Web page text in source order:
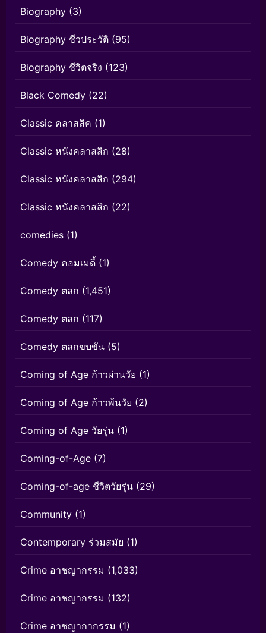
Biography (3)
Biography ชีวประวัติ (95)
Biography ชีวิตจริง (123)
Black Comedy (22)
Classic คลาสสิค (1)
Classic หนังคลาสสิก (28)
Classic หนังคลาสสิก (294)
Classic หนังคลาสสิก (22)
comedies (1)
Comedy คอมเมดี้ (1)
Comedy ตลก (1,451)
Comedy ตลก (117)
Comedy ตลกขบขัน (5)
Coming of Age ก้าวผ่านวัย (1)
Coming of Age ก้าวพ้นวัย (2)
Coming of Age วัยรุ่น (1)
Coming-of-Age (7)
Coming-of-age ชีวิตวัยรุ่น (29)
Community (1)
Contemporary ร่วมสมัย (1)
Crime อาชญากรรม (1,033)
Crime อาชญากรรม (132)
Crime อาชญากากรรม (1)